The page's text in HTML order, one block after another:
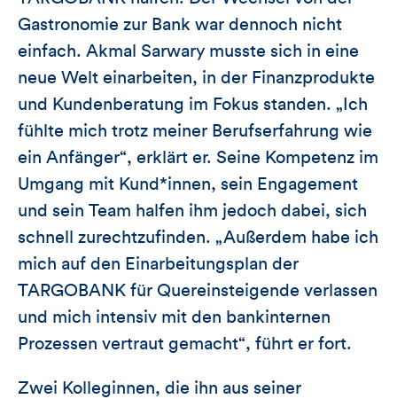
Gastronomie zur Bank war dennoch nicht
einfach. Akmal Sarwary musste sich in eine
neue Welt einarbeiten, in der Finanzprodukte
und Kundenberatung im Fokus standen. „Ich
fühlte mich trotz meiner Berufserfahrung wie
ein Anfänger“, erklärt er. Seine Kompetenz im
Umgang mit Kund*innen, sein Engagement
und sein Team halfen ihm jedoch dabei, sich
schnell zurechtzufinden. „Außerdem habe ich
mich auf den Einarbeitungsplan der
TARGOBANK für Quereinsteigende verlassen
und mich intensiv mit den bankinternen
Prozessen vertraut gemacht“, führt er fort.
Zwei Kolleginnen, die ihn aus seiner